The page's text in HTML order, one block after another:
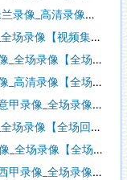
录像【全场回放】
录像【视频集锦】
录像【全场回放】
录像【全场回放】
场录像【全场回放】
录像【全场回放】
录像【全场回放】
场录像【视频集锦】